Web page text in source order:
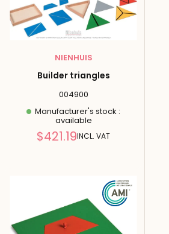
NIENHUIS
Builder triangles
004900
Manufacturer's stock :
available
Reduced
$421.19INCL. VAT